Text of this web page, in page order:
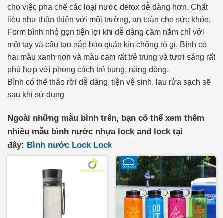
cho việc pha chế các loại nước detox dễ dàng hơn. Chất
liệu nhự thân thiện với môi trường, an toàn cho sức khỏe.
Form bình nhỏ gọn tiện lợi khi dễ dàng cầm nắm chỉ với
một tay và cấu tạo nắp bảo quản kín chống rò gỉ. Bình có
hai màu xanh non và màu cam rất trẻ trung và tươi sáng rất
phù hợp với phong cách trẻ trung, năng động.
Bình có thể tháo rời dễ dàng, tiện vệ sinh, lau rửa sạch sẽ
sau khi sử dụng
Ngoài những mẫu bình trên, bạn có thể xem thêm
nhiều mẫu bình nước nhựa lock and lock tại
đây: Bình nước Lock Lock